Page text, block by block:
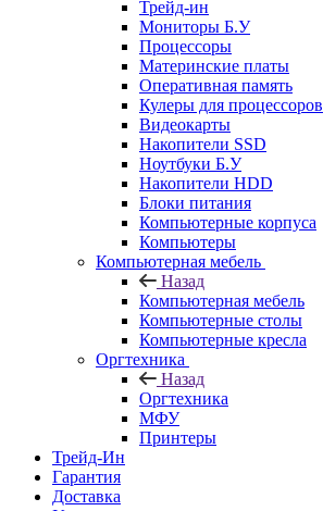
Трейд-ин
Мониторы Б.У
Процессоры
Материнские платы
Оперативная память
Кулеры для процессоров
Видеокарты
Накопители SSD
Ноутбуки Б.У
Накопители HDD
Блоки питания
Компьютерные корпуса
Компьютеры
Компьютерная мебель
Назад
Компьютерная мебель
Компьютерные столы
Компьютерные кресла
Оргтехника
Назад
Оргтехника
МФУ
Принтеры
Трейд-Ин
Гарантия
Доставка